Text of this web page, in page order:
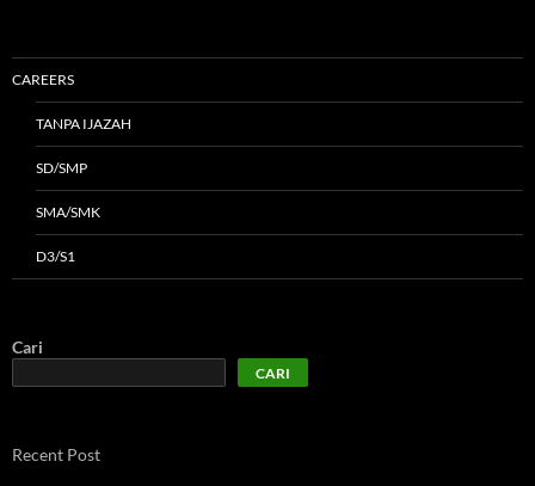
CAREERS
TANPA IJAZAH
SD/SMP
SMA/SMK
D3/S1
Cari
CARI
Recent Post